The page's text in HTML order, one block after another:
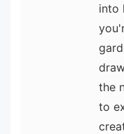
into
the
to